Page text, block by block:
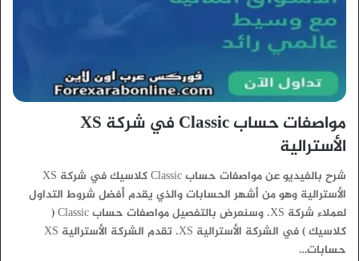
مواصفات حساب Classic في شركة XS
الأسترالية
شرح بالفيديو عن مواصفات حساب Classic كلاسيك في شركة XS
الأسترالية وهو من أشهر الحسابات والذي يقدم أفضل شروط التداول
لعملاء شركة XS. وسنعرض بالتفصيل مواصفات حساب Classic (
كلاسيك ) في الشركة الأسترالية XS. تقدم الشركة الأسترالية XS
حسابات…